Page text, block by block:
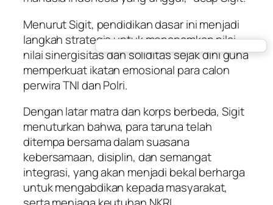
Menurut Sigit, pendidikan dasar ini menjadi
langkah strategis untuk menanamkan nilai-
nilai sinergisitas dan soliditas sejak dini guna
memperkuat ikatan emosional para calon
perwira TNI dan Polri.
Dengan latar matra dan korps berbeda, Sigit
menuturkan bahwa, para taruna telah
ditempa bersama dalam suasana
kebersamaan, disiplin, dan semangat
integrasi, yang akan menjadi bekal berharga
untuk mengabdikan kepada masyarakat,